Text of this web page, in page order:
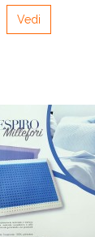
Vedi